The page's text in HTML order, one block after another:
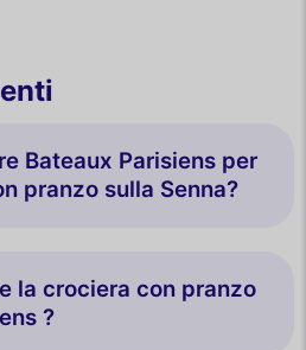
Bateaux Parisiens per
pranzo sulla Senna?
la crociera con pranzo
?